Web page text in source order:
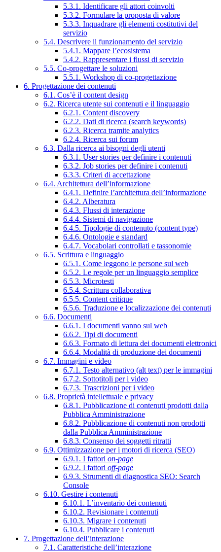
5.3.1. Identificare gli attori coinvolti
5.3.2. Formulare la proposta di valore
5.3.3. Inquadrare gli elementi costitutivi del
servizio
5.4. Descrivere il funzionamento del servizio
5.4.1. Mappare l’ecosistema
5.4.2. Rappresentare i flussi di servizio
5.5. Co-progettare le soluzioni
5.5.1. Workshop di co-progettazione
6. Progettazione dei contenuti
6.1. Cos’è il content design
6.2. Ricerca utente sui contenuti e il linguaggio
6.2.1. Content discovery
6.2.2. Dati di ricerca (search keywords)
6.2.3. Ricerca tramite analytics
6.2.4. Ricerca sui forum
6.3. Dalla ricerca ai bisogni degli utenti
6.3.1. User stories per definire i contenuti
6.3.2. Job stories per definire i contenuti
6.3.3. Criteri di accettazione
6.4. Architettura dell’informazione
6.4.1. Definire l’architettura dell’informazione
6.4.2. Alberatura
6.4.3. Flussi di interazione
6.4.4. Sistemi di navigazione
6.4.5. Tipologie di contenuto (content type)
6.4.6. Ontologie e standard
6.4.7. Vocabolari controllati e tassonomie
6.5. Scrittura e linguaggio
6.5.1. Come leggono le persone sul web
6.5.2. Le regole per un linguaggio semplice
6.5.3. Microtesti
6.5.4. Scrittura collaborativa
6.5.5. Content critique
6.5.6. Traduzione e localizzazione dei contenuti
6.6. Documenti
6.6.1. I documenti vanno sul web
6.6.2. Tipi di documenti
6.6.3. Formato di lettura dei documenti elettronici
6.6.4. Modalità di produzione dei documenti
6.7. Immagini e video
6.7.1. Testo alternativo (alt text) per le immagini
6.7.2. Sottotitoli per i video
6.7.3. Trascrizioni per i video
6.8. Proprietà intellettuale e privacy
6.8.1. Pubblicazione di contenuti prodotti dalla
Pubblica Amministrazione
6.8.2. Pubblicazione di contenuti non prodotti
dalla Pubblica Amministrazione
6.8.3. Consenso dei soggetti ritratti
6.9. Ottimizzazione per i motori di ricerca (SEO)
6.9.1. I fattori on-page
6.9.2. I fattori off-page
6.9.3. Strumenti di diagnostica SEO: Search
Console
6.10. Gestire i contenuti
6.10.1. L’inventario dei contenuti
6.10.2. Revisionare i contenuti
6.10.3. Migrare i contenuti
6.10.4. Pubblicare i contenuti
7. Progettazione dell’interazione
7.1. Caratteristiche dell’interazione